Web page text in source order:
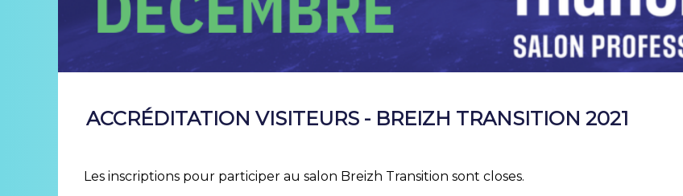
ACCRÉDITATION VISITEURS - BREIZH TRANSITION 2021
Les inscriptions pour participer au salon Breizh Transition sont closes.